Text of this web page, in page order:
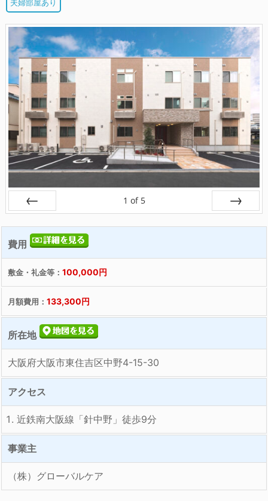
夫婦部屋あり
1 of 5
費用
敷金・礼金等： 100,000円
月額費用： 133,300円
所在地
大阪府大阪市東住吉区中野4-15-30
アクセス
近鉄南大阪線「針中野」徒歩9分
事業主
（株）グローバルケア